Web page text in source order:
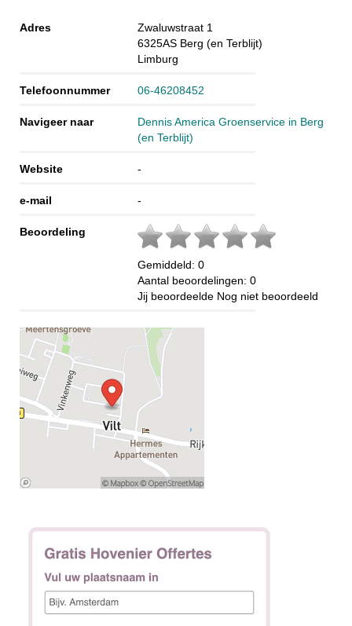
Adres
Zwaluwstraat 1
6325AS Berg (en Terblijt)
Limburg
Telefoonnummer 06-46208452
Navigeer naar
Dennis America Groenservice in Berg
(en Terblijt)
Website -
e-mail -
Beoordeling
Gemiddeld: 0
Aantal beoordelingen: 0
Jij beoordeelde Nog niet beoordeeld